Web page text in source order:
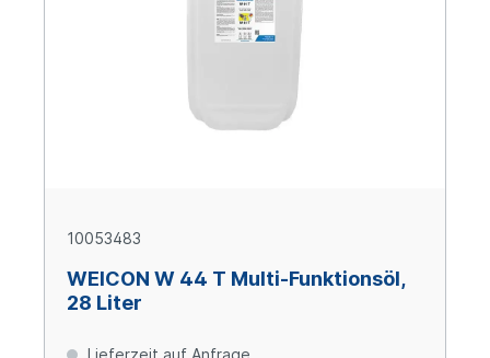
10053483
WEICON W 44 T Multi-Funktionsöl,
28 Liter